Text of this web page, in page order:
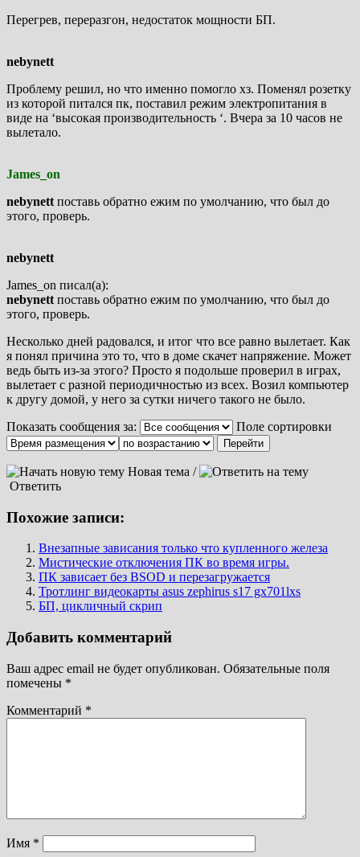
Перегрев, переразгон, недостаток мощности БП.
nebynett
Проблему решил, но что именно помогло хз. Поменял розетку
из которой питался пк, поставил режим электропитания в
виде на ‘высокая производительность ‘. Вчера за 10 часов не
вылетало.
James_on
nebynett поставь обратно ежим по умолчанию, что был до
этого, проверь.
nebynett
James_on писал(а):
nebynett поставь обратно ежим по умолчанию, что был до
этого, проверь.
Несколько дней радовался, и итог что все равно вылетает. Как
я понял причина это то, что в доме скачет напряжение. Может
ведь быть из-за этого? Просто я подольше проверил в играх,
вылетает с разной периодичностью из всех. Возил компьютер
к другу домой, у него за сутки ничего такого не было.
Показать сообщения за:
Поле сортировки
Новая тема /
Ответить
Похожие записи:
Внезапные зависания только что купленного железа
Мистические отключения ПК во время игры.
ПК зависает без BSOD и перезагружается
Тротлинг видеокарты asus zephirus s17 gx701lxs
БП, цикличный скрип
Добавить комментарий
Ваш адрес email не будет опубликован. Обязательные поля
помечены *
Комментарий *
Имя *